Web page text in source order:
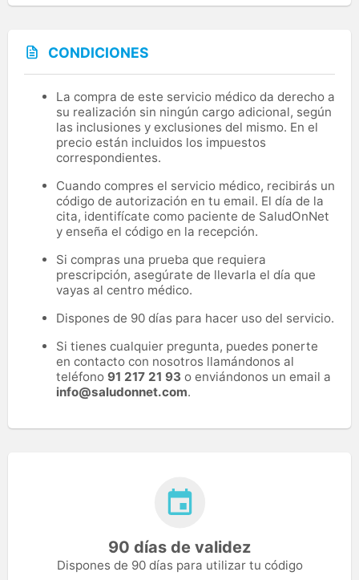
CONDICIONES
La compra de este servicio médico da derecho a
su realización sin ningún cargo adicional, según
las inclusiones y exclusiones del mismo. En el
precio están incluidos los impuestos
correspondientes.
Cuando compres el servicio médico, recibirás un
código de autorización en tu email. El día de la
cita, identifícate como paciente de SaludOnNet
y enseña el código en la recepción.
Si compras una prueba que requiera
prescripción, asegúrate de llevarla el día que
vayas al centro médico.
Dispones de 90 días para hacer uso del servicio.
Si tienes cualquier pregunta, puedes ponerte
en contacto con nosotros llamándonos al
teléfono 91 217 21 93 o enviándonos un email a
info@saludonnet.com.
90 días de validez
Dispones de 90 días para utilizar tu código